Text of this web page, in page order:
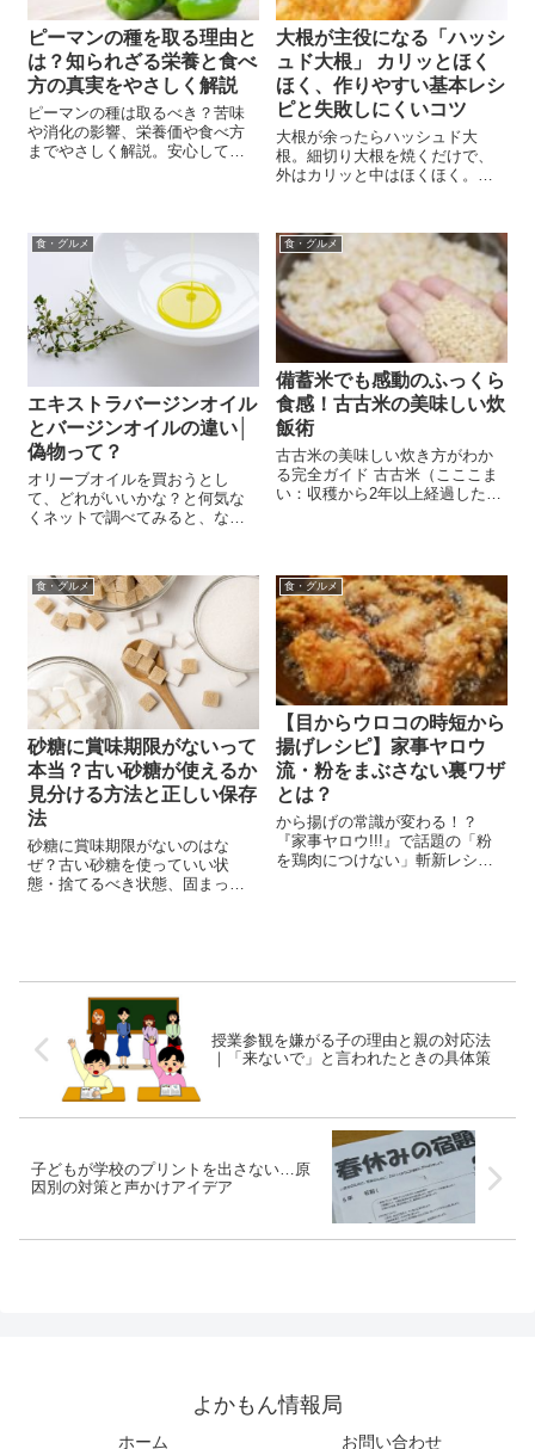
ピーマンの種を取る理由と
は？知られざる栄養と食べ
方の真実をやさしく解説
ピーマンの種は取るべき？苦味
や消化の影響、栄養価や食べ方
までやさしく解説。安心して食
大根が主役になる「ハッシ
ュド大根」 カリッとほく
ほく、作りやすい基本レシ
ピと失敗しにくいコツ
大根が余ったらハッシュド大
根。細切り大根を焼くだけで、
外はカリッと中はほくほく。フ
ンジまで詳しく解説します。
食・グルメ
エキストラバージンオイル
とバージンオイルの違い│
偽物って？
オリーブオイルを買おうとし
て、どれがいいかな？と何気な
くネットで調べてみると、なぜ
ってどういうことでしょう？ オ
リーブオイルには、サラダ油に
はない、何かがあるようです。
等級とか、酸度...
食・グルメ
備蓄米でも感動のふっくら
食感！古古米の美味しい炊
飯術
古古米の美味しい炊き方がわか
る完全ガイド 古古米（こここま
い：収穫から2年以上経過したお
がっかりした経験はありません
か？でも大丈...
食・グルメ
砂糖に賞味期限がないって
本当？古い砂糖が使えるか
見分ける方法と正しい保存
法
砂糖に賞味期限がないのはな
ぜ？古い砂糖を使っていい状
態・捨てるべき状態、固まった
食・グルメ
【目からウロコの時短から
揚げレシピ】家事ヤロウ
流・粉をまぶさない裏ワザ
とは？
から揚げの常識が変わる！？
『家事ヤロウ!!!』で話題の「粉
を鶏肉につけない」斬新レシ
授業参観を嫌がる子の理由と親の対応法
｜「来ないで」と言われたときの具体策
子どもが学校のプリントを出さない…原
因別の対策と声かけアイデア
よかもん情報局
ホーム お問い合わせ